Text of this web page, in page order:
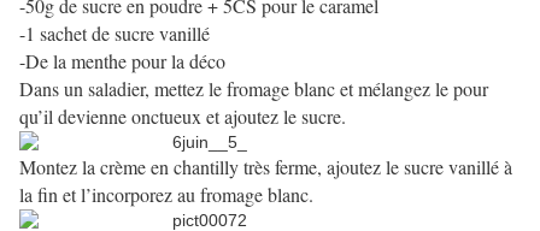
-50g de sucre en poudre + 5CS pour le caramel
-1 sachet de sucre vanillé
-De la menthe pour la déco
Dans un saladier, mettez le fromage blanc et mélangez le pour
qu’il devienne onctueux et ajoutez le sucre.
Montez la crème en chantilly très ferme, ajoutez le sucre vanillé à
la fin et l’incorporez au fromage blanc.